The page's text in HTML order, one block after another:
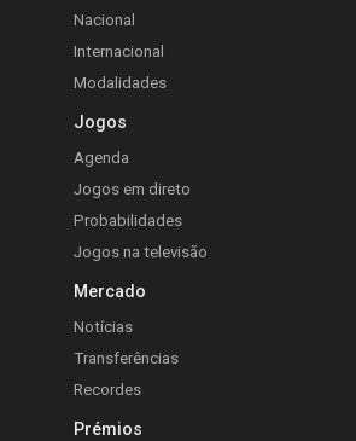
Nacional
Internacional
Modalidades
Jogos
Agenda
Jogos em direto
Probabilidades
Jogos na televisão
Mercado
Notícias
Transferências
Recordes
Prémios